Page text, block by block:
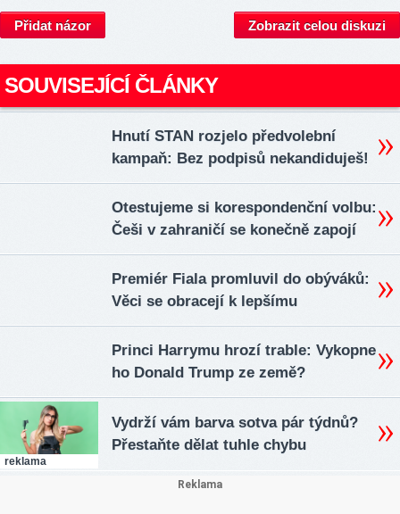
Přidat názor Zobrazit celou diskuzi
SOUVISEJÍCÍ ČLÁNKY
Hnutí STAN rozjelo předvolební
kampaň: Bez podpisů nekandiduješ!
Otestujeme si korespondenční volbu:
Češi v zahraničí se konečně zapojí
Premiér Fiala promluvil do obýváků:
Věci se obracejí k lepšímu
Princi Harrymu hrozí trable: Vykopne
ho Donald Trump ze země?
reklama
Vydrží vám barva sotva pár týdnů?
Přestaňte dělat tuhle chybu